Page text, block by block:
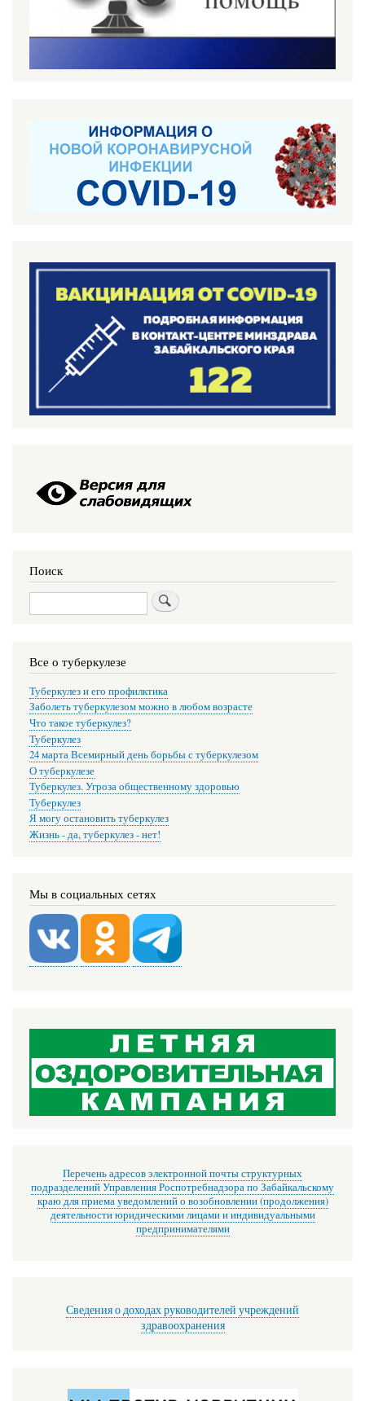
Поиск
Поиск
Все о туберкулезе
Туберкулез и его профилктика
Заболеть туберкулезом можно в любом возрасте
Что такое туберкулез?
Туберкулез
24 марта Всемирный день борьбы с туберкулезом
О туберкулезе
Туберкулез. Угроза общественному здоровью
Туберкулез
Я могу остановить туберкулез
Жизнь - да, туберкулез - нет!
Мы в социальных сетях
Перечень адресов электронной почты структурных
подразделений Управления Роспотребнадзора по Забайкальскому
краю для приема уведомлений о возобновлении (продолжения)
деятельности юридическими лицами и индивидуальными
предпринимателями
Сведения о доходах руководителей учреждений
здравоохранения